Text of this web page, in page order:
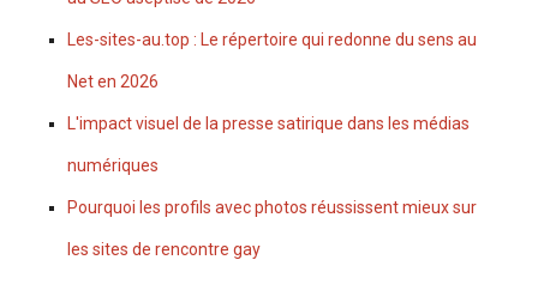
Les-sites-au.top : Le répertoire qui redonne du sens au
Net en 2026
L'impact visuel de la presse satirique dans les médias
numériques
Pourquoi les profils avec photos réussissent mieux sur
les sites de rencontre gay